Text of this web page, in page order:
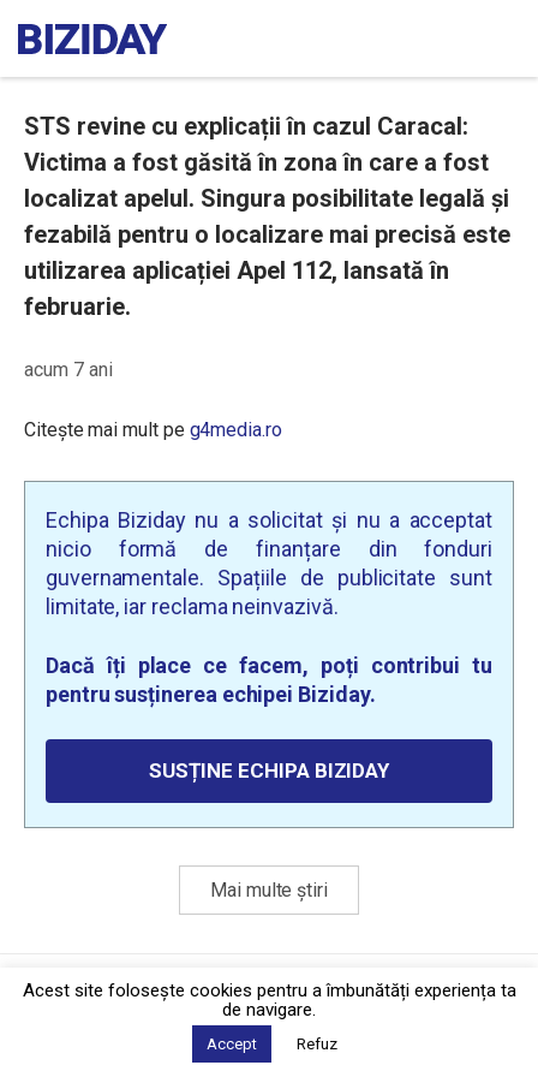
STS revine cu explicații în cazul Caracal:
Victima a fost găsită în zona în care a fost
localizat apelul. Singura posibilitate legală și
fezabilă pentru o localizare mai precisă este
utilizarea aplicației Apel 112, lansată în
februarie.
acum 7 ani
Citește mai mult pe g4media.ro
Echipa Biziday nu a solicitat și nu a acceptat
nicio formă de finanțare din fonduri
guvernamentale. Spațiile de publicitate sunt
limitate, iar reclama neinvazivă.
Dacă îți place ce facem, poți contribui tu
pentru susținerea echipei Biziday.
SUSȚINE ECHIPA BIZIDAY
Mai multe știri
Politica de confidențialitate·Contact
2026 © Biziday
Acest site foloseşte cookies pentru a îmbunătăți experiența ta
de navigare.
Accept Refuz